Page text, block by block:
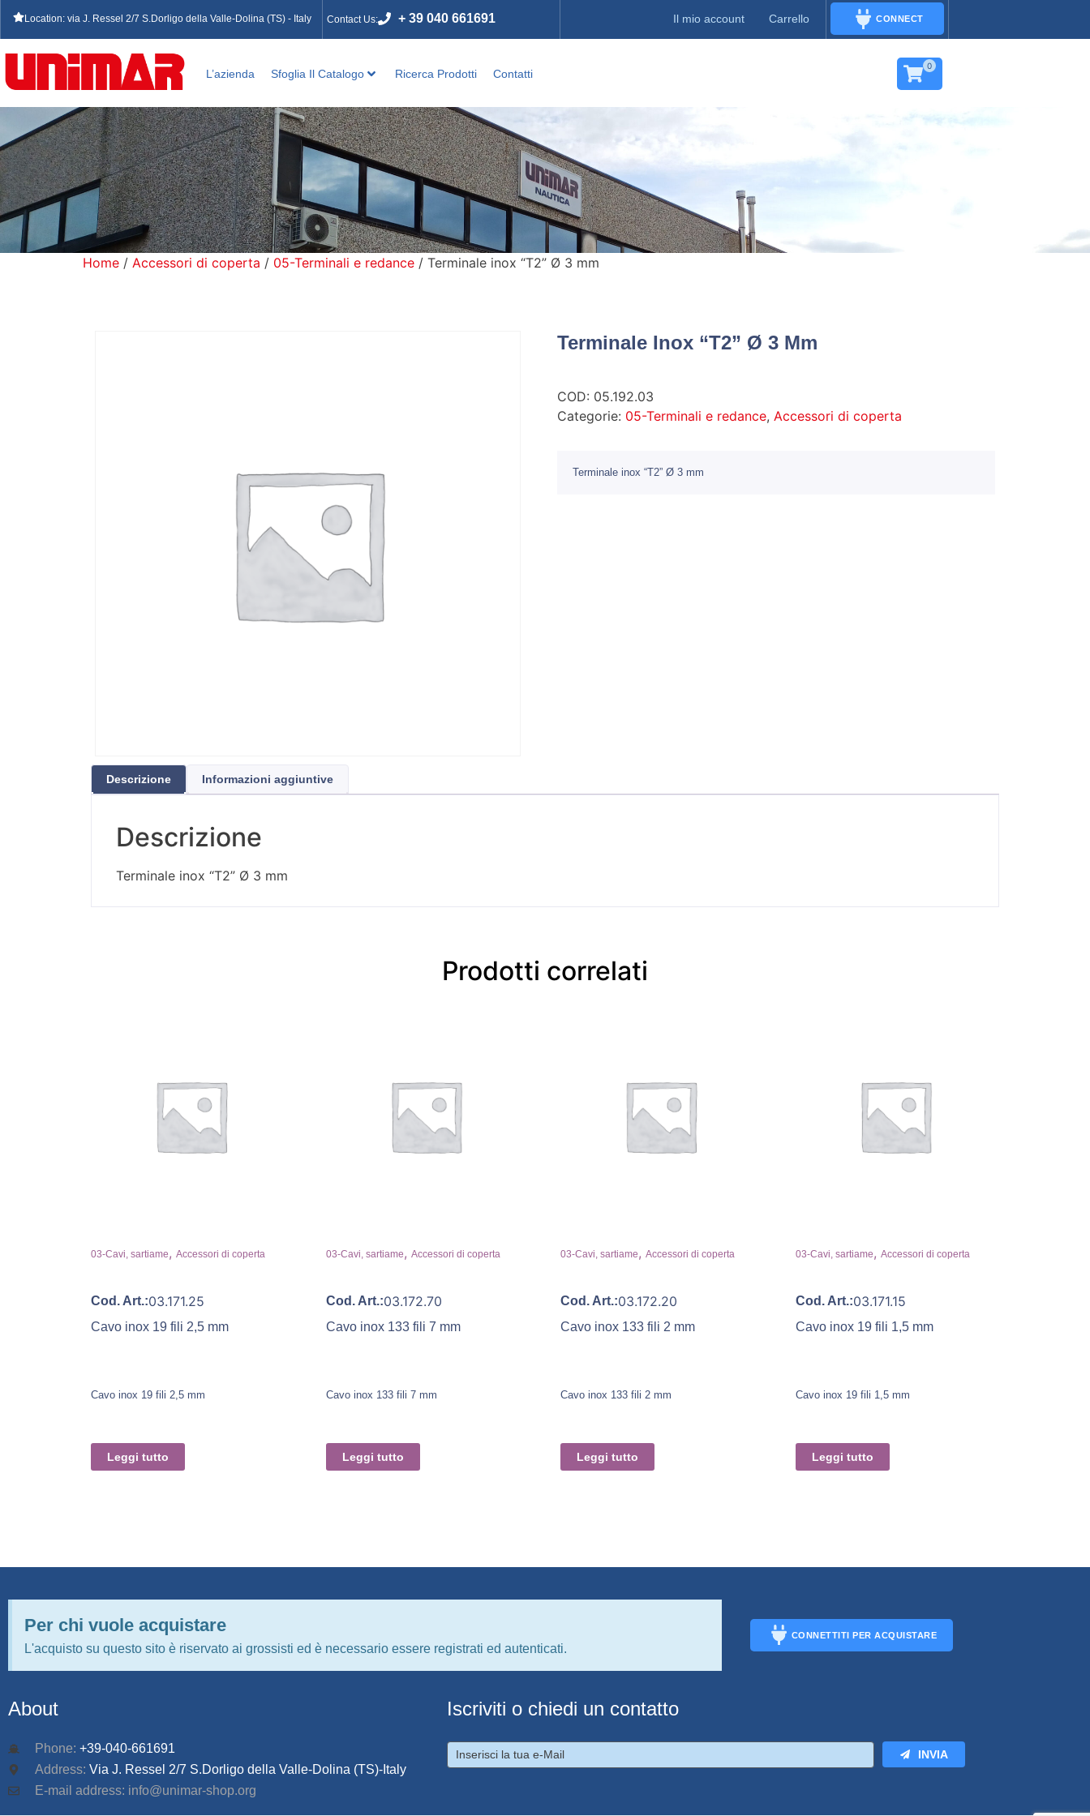
Location: via J. Ressel 2/7 S.Dorligo della Valle-Dolina (TS) - Italy Contact Us: + 39 040 661691 Il mio account Carrello CONNECT
L’azienda Sfoglia Il Catalogo Ricerca Prodotti Contatti
0
Home / Accessori di coperta / 05-Terminali e redance / Terminale inox “T2” Ø 3 mm
Terminale Inox “T2” Ø 3 Mm
COD: 05.192.03
Categorie: 05-Terminali e redance, Accessori di coperta
Terminale inox “T2” Ø 3 mm
Descrizione Informazioni aggiuntive
Descrizione
Terminale inox “T2” Ø 3 mm
Prodotti correlati
03-Cavi, sartiame, Accessori di coperta
Cod. Art.:03.171.25
Cavo inox 19 fili 2,5 mm
Cavo inox 19 fili 2,5 mm
Leggi tutto
03-Cavi, sartiame, Accessori di coperta
Cod. Art.:03.172.70
Cavo inox 133 fili 7 mm
Cavo inox 133 fili 7 mm
Leggi tutto
03-Cavi, sartiame, Accessori di coperta
Cod. Art.:03.172.20
Cavo inox 133 fili 2 mm
Cavo inox 133 fili 2 mm
Leggi tutto
03-Cavi, sartiame, Accessori di coperta
Cod. Art.:03.171.15
Cavo inox 19 fili 1,5 mm
Cavo inox 19 fili 1,5 mm
Leggi tutto
Per chi vuole acquistare
L'acquisto su questo sito è riservato ai grossisti ed è necessario essere registrati ed autenticati.
CONNETTITI PER ACQUISTARE
About
Phone: +39-040-661691
Address: Via J. Ressel 2/7 S.Dorligo della Valle-Dolina (TS)-Italy
E-mail address: info@unimar-shop.org
Iscriviti o chiedi un contatto
INVIA